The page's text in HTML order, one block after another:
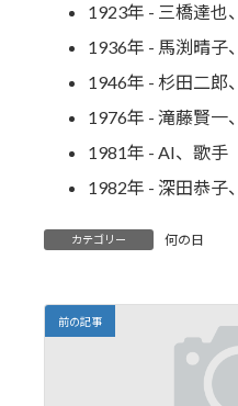
1923年 - 三橋達也
1936年 - 馬渕晴子
1946年 - 杉田二郎
1976年 - 滝藤賢一
1981年 - AI、歌手
1982年 - 深田恭子
カテゴリー 何の日
前の記事